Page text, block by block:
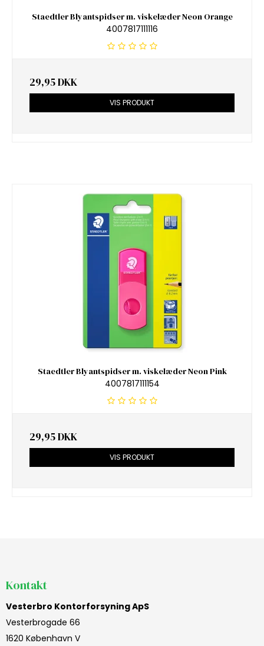
Staedtler Blyantspidser m. viskelæder Neon Orange
4007817111116
29,95 DKK
VIS PRODUKT
Staedtler Blyantspidser m. viskelæder Neon Pink
4007817111154
29,95 DKK
VIS PRODUKT
Kontakt
Vesterbro Kontorforsyning ApS
Vesterbrogade 66
1620 København V